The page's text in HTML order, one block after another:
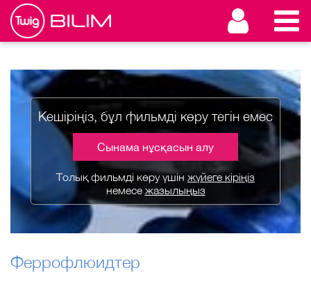
Кешіріңіз, бұл фильмді көру тегін емес
Сынама нұсқасын алу
Толық фильмді көру үшін жүйеге кіріңіз
немесе жазылыңыз
Феррофлюидтер